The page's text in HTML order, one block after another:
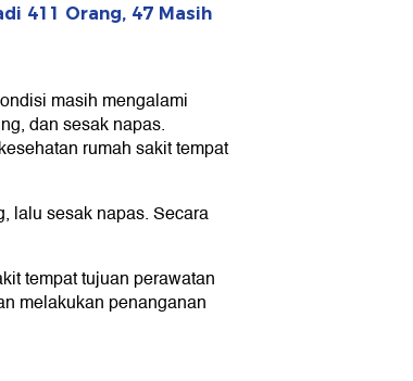
411 Orang, 47 Masih
masih mengalami
dan sesak napas.
rumah sakit tempat
lalu sesak napas. Secara
tempat tujuan perawatan
melakukan penanganan